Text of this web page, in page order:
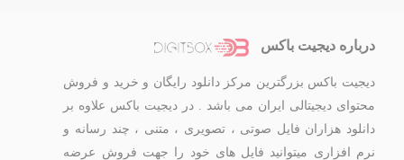
درباره دیجیت باکس
دیجیت باکس بزرگترین مرکز دانلود رایگان و خرید و فروش
محتوای دیجیتالی ایران می باشد . در دیجیت باکس علاوه بر
دانلود هزاران فایل صوتی ، تصویری ، متنی ، چند رسانه و
نرم افزاری میتوانید فایل های خود را جهت فروش عرضه